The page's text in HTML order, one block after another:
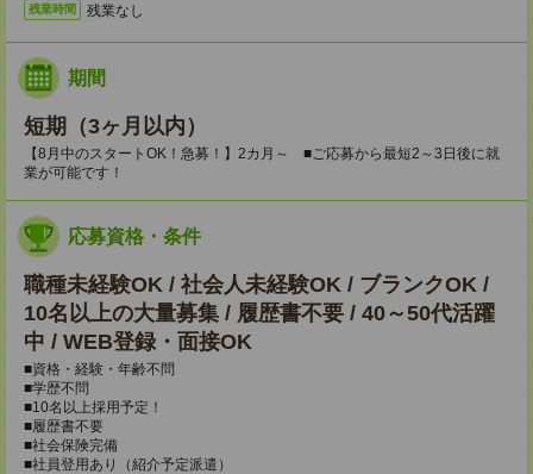
残業時間 残業なし
期間
短期（3ヶ月以内）
【8月中のスタートOK！急募！】2カ月～ ■ご応募から最短2～3日後に就
業が可能です！
応募資格・条件
職種未経験OK / 社会人未経験OK / ブランクOK /
10名以上の大量募集 / 履歴書不要 / 40～50代活躍
中 / WEB登録・面接OK
■資格・経験・年齢不問
■学歴不問
■10名以上採用予定！
■履歴書不要
■社会保険完備
■社員登用あり（紹介予定派遣）